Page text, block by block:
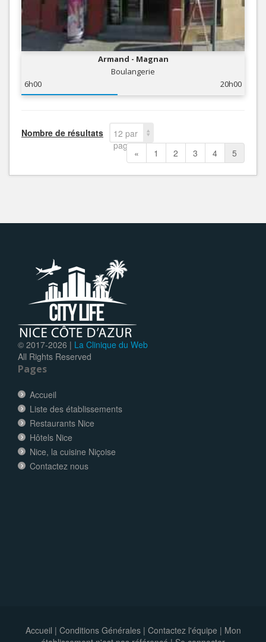
Armand - Magnan
Boulangerie
6h00
20h00
Nombre de résultats
12 par
page
« 1 2 3 4 5
© 2017-2026 | La Clinique du Web
All Rights Reserved
Pages
Accueil
Liste des établissements
Restaurants Nice
Hôtels Nice
Nice, la cuisine Niçoise
Contactez nous
Accueil | Conditions Générales| Contactez l'équipe | Mon